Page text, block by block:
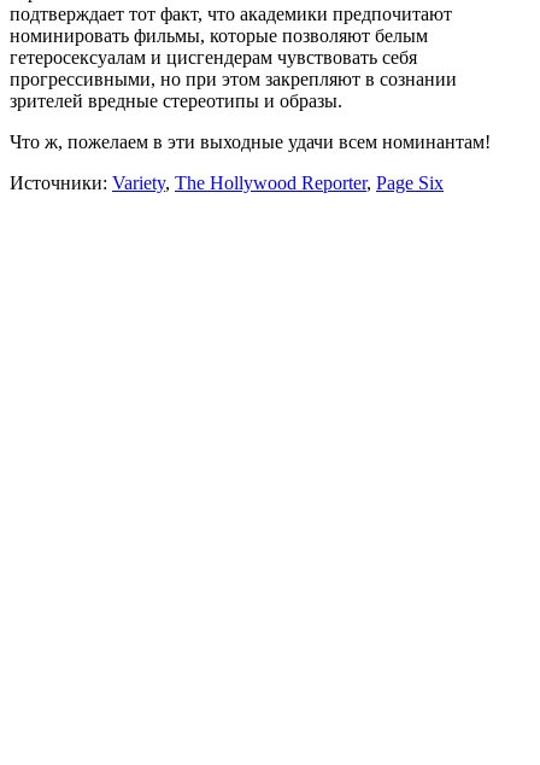
подтверждает тот факт, что академики предпочитают
номинировать фильмы, которые позволяют белым
гетеросексуалам и цисгендерам чувствовать себя
прогрессивными, но при этом закрепляют в сознании
зрителей вредные стереотипы и образы.
Что ж, пожелаем в эти выходные удачи всем номинантам!
Источники: Variety, The Hollywood Reporter, Page Six